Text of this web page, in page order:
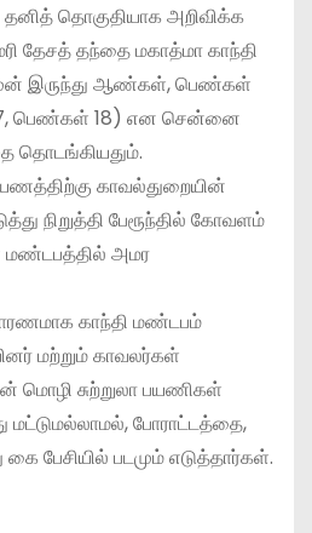
தொகுதியாக அறிவிக்க
தேசத் தந்தை மகாத்மா காந்தி
இருந்து ஆண்கள், பெண்கள்
பெண்கள் 18) என சென்னை
தொடங்கியதும்.
காவல்துறையின்
நிறுத்தி பேரூந்தில் கோவளம்
மண்டபத்தில் அமர
காந்தி மண்டபம்
மற்றும் காவலர்கள்
மொழி சுற்றுலா பயணிகள்
மட்டுமல்லாமல், போராட்டத்தை,
பேசியில் படமும் எடுத்தார்கள்.